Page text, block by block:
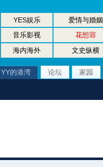
YES娱乐 爱情与婚姻
音乐影视 花想容
海内海外 文史纵横
YY的港湾 论坛 家园